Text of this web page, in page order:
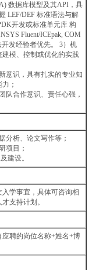
数据库模型及其API，具
LEF/DEF 标准语法与解
开发或标准单元库 构
Fluent/ICEpak, COM
发经验者优先。 3）机
模、控制或优化的实践
意识，具有扎实的专业知
；
队合作意识、责任心强，
分析、论文写作等；
项目；
建设。
学事宜，具体可咨询相
支持计划。
聘的岗位名称+姓名+博